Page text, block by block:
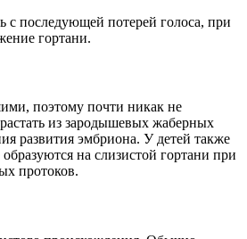
последующей потерей голоса, при
гортани.
поэтому почти никак не
из зародышевых жаберных
развития эмбриона. У детей также
на слизистой гортани при
протоков.